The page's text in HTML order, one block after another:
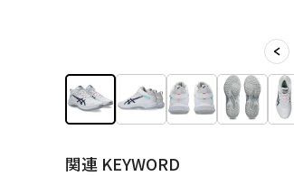
関連 KEYWORD